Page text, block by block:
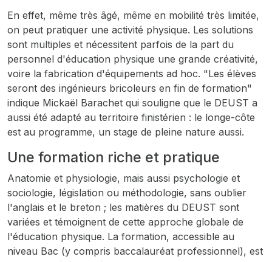
En effet, même très âgé, même en mobilité très limitée,
on peut pratiquer une activité physique. Les solutions
sont multiples et nécessitent parfois de la part du
personnel d'éducation physique une grande créativité,
voire la fabrication d'équipements ad hoc. "Les élèves
seront des ingénieurs bricoleurs en fin de formation"
indique Mickaël Barachet qui souligne que le DEUST a
aussi été adapté au territoire finistérien : le longe-côte
est au programme, un stage de pleine nature aussi.
Une formation riche et pratique
Anatomie et physiologie, mais aussi psychologie et
sociologie, législation ou méthodologie, sans oublier
l'anglais et le breton ; les matières du DEUST sont
variées et témoignent de cette approche globale de
l'éducation physique. La formation, accessible au
niveau Bac (y compris baccalauréat professionnel), est